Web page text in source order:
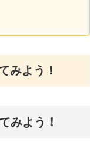
みよう！
みよう！